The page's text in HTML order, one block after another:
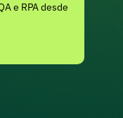
e RPA desde